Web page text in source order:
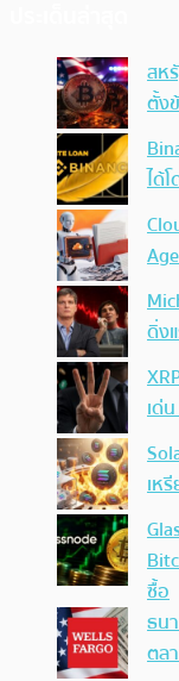
สห
ตั้ง
ได้
ดิ่ง
เด่
เห
ซื้อ
ธน
ตล